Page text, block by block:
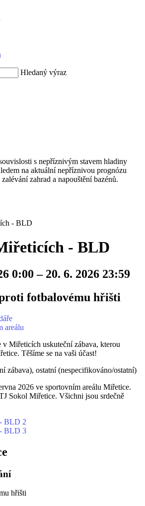
Hledaný výraz
s nepříznivým stavem hladiny
na aktuální nepříznivou prognózu
zahrad a napouštění bazénů.
- BLD
- BLD
0:00 – 20. 6. 2026 23:59
fotbalovému hřišti
v Miřeticích uskuteční zábava, kterou
Těšíme se na vaši účast!
zábava), ostatní (nespecifikováno/ostatní)
2026 ve sportovním areálu Miřetice.
Sokol Miřetice. Všichni jsou srdečně
hřišti